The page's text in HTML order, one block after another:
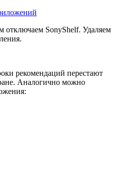
отключаем SonyShelf. Удаляем
рекомендаций перестают
Аналогично можно